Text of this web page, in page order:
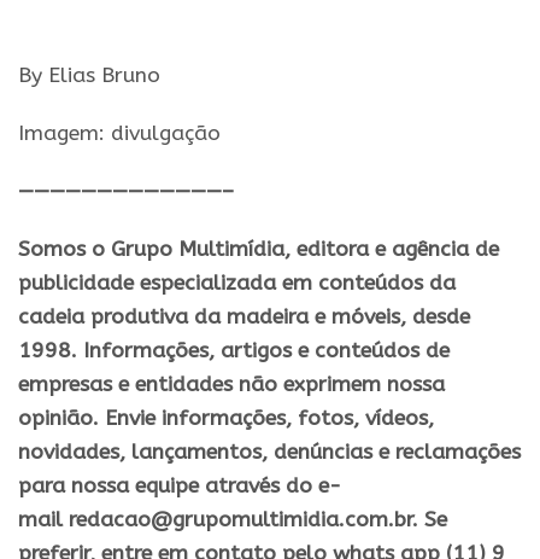
By Elias Bruno
Imagem: divulgação
—————————————–
Somos o Grupo Multimídia, editora e agência de
publicidade especializada em conteúdos da
cadeia produtiva da madeira e móveis, desde
1998. Informações, artigos e conteúdos de
empresas e entidades não exprimem nossa
opinião. Envie informações, fotos, vídeos,
novidades, lançamentos, denúncias e reclamações
para nossa equipe através do e-
mail redacao@grupomultimidia.com.br. Se
preferir, entre em contato pelo whats app (11) 9